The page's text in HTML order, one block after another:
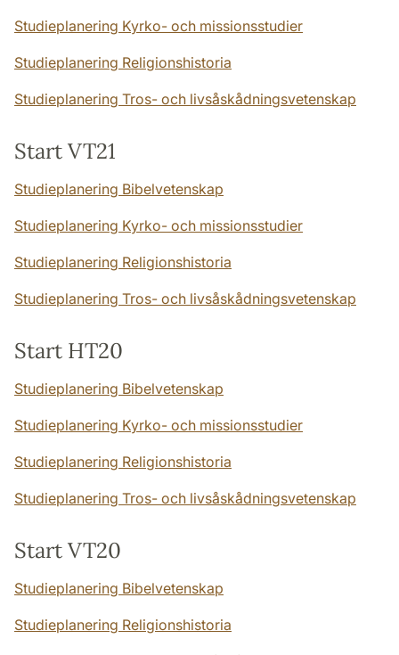
Studieplanering Kyrko- och missionsstudier
Studieplanering Religionshistoria
Studieplanering Tros- och livsåskådningsvetenskap
Start VT21
Studieplanering Bibelvetenskap
Studieplanering Kyrko- och missionsstudier
Studieplanering Religionshistoria
Studieplanering Tros- och livsåskådningsvetenskap
Start HT20
Studieplanering Bibelvetenskap
Studieplanering Kyrko- och missionsstudier
Studieplanering Religionshistoria
Studieplanering Tros- och livsåskådningsvetenskap
Start VT20
Studieplanering Bibelvetenskap
Studieplanering Religionshistoria